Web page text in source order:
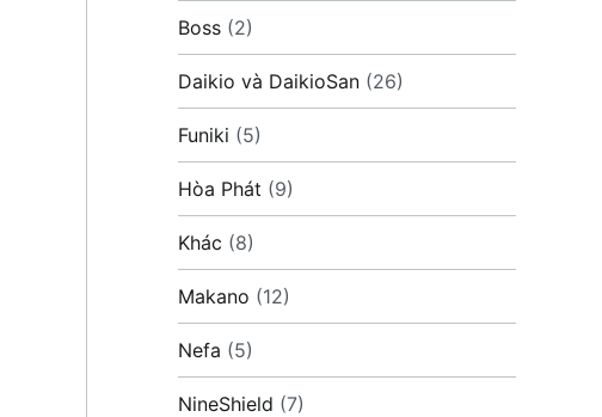
Boss (2)
Daikio và DaikioSan (26)
Funiki (5)
Hòa Phát (9)
Khác (8)
Makano (12)
Nefa (5)
NineShield (7)